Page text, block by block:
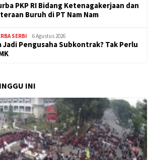
PKP RI Bidang Ketenagakerjaan dan
Buruh di PT Nam Nam
SERBI 6 Agustus 2026
Jadi Pengusaha Subkontrak? Tak Perlu
INI